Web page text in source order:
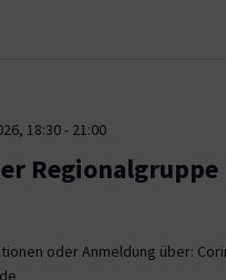
18:30- 21:00
oder Anmeldung über: